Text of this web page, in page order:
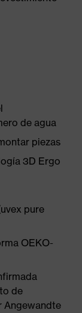
de agua
piezas
3D Ergo
pure
OEKO-
de
Angewandte